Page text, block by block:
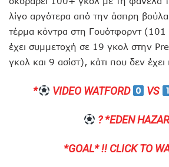
λίγο αργότερα από την άσπρη
τέρμα κόντρα στη Γουότφορντ (101
έχει συμμετοχή σε 19 γκολ στην
γκολ και 9 ασίστ), κάτι που δεν
* VIDEO WATFORD VS
? *EDEN
*GOAL* !! CLICK TO